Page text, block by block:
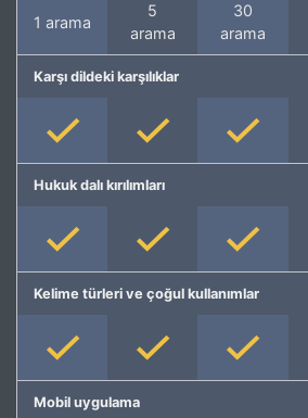
1 arama
5
arama
30
arama
Karşı dildeki karşılıklar
Hukuk dalı kırılımları
Kelime türleri ve çoğul kullanımlar
Mobil uygulama